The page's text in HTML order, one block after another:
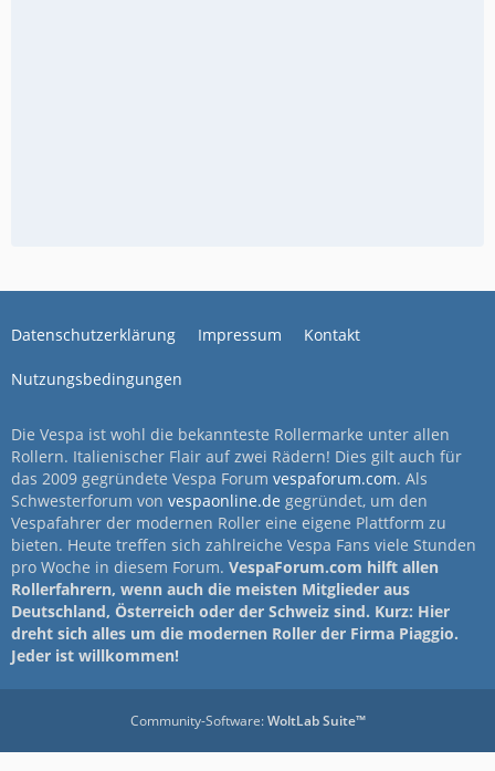
Datenschutzerklärung Impressum Kontakt
Nutzungsbedingungen
Die Vespa ist wohl die bekannteste Rollermarke unter allen
Rollern. Italienischer Flair auf zwei Rädern! Dies gilt auch für
das 2009 gegründete Vespa Forum vespaforum.com. Als
Schwesterforum von vespaonline.de gegründet, um den
Vespafahrer der modernen Roller eine eigene Plattform zu
bieten. Heute treffen sich zahlreiche Vespa Fans viele Stunden
pro Woche in diesem Forum. VespaForum.com hilft allen
Rollerfahrern, wenn auch die meisten Mitglieder aus
Deutschland, Österreich oder der Schweiz sind. Kurz: Hier
dreht sich alles um die modernen Roller der Firma Piaggio.
Jeder ist willkommen!
Community-Software:WoltLab Suite™